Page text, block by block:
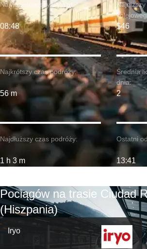
Najkrótszy czas podróży:
56 m
Najwcześniejszy wyjazd:
08:48
Najdłuższy czas podróży:
1 h 3 m
Najniższy
$46
Średnia
dnia:
2
Ostatni
13:41
Pociągów na trasie Ciudad
(Hiszpania)
Iryo